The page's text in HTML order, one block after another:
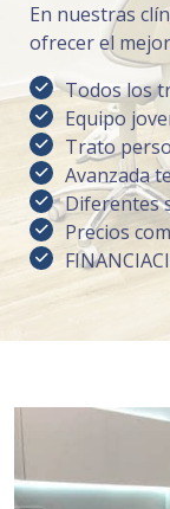
En nuestras
ofrecer el
Todos los
Equipo
Trato
Avanzada
Diferentes
Precios